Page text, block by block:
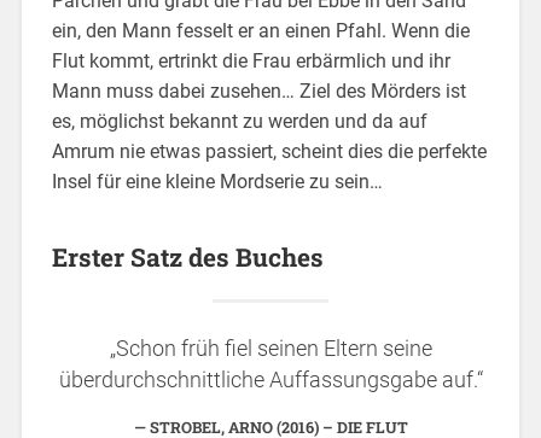
ein, den Mann fesselt er an einen Pfahl. Wenn die
Flut kommt, ertrinkt die Frau erbärmlich und ihr
Mann muss dabei zusehen… Ziel des Mörders ist
es, möglichst bekannt zu werden und da auf
Amrum nie etwas passiert, scheint dies die perfekte
Insel für eine kleine Mordserie zu sein…
Erster Satz des Buches
„Schon früh fiel seinen Eltern seine
überdurchschnittliche Auffassungsgabe auf.“
STROBEL, ARNO (2016) – DIE FLUT